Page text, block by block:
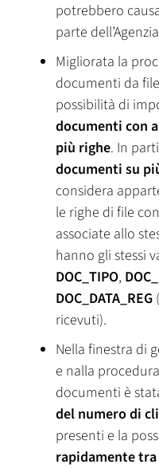
potrebbero
parte
Migliorata la
documenti da
possibilità di
documenti con
più righe. In
documenti su
considera
le righe di file
associate allo
hanno gli stessi
DOC_TIPO,
DOC_DATA_REG
ricevuti).
Nella finestra di
e nalla
documenti è
del numero di
presenti e la
rapidamente